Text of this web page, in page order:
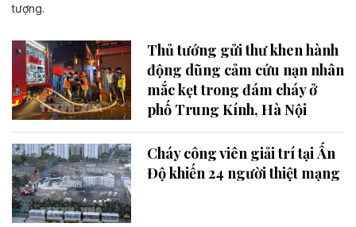
tượng.
Thủ tướng gửi thư khen hành
động dũng cảm cứu nạn nhân
mắc kẹt trong đám cháy ở
phố Trung Kính, Hà Nội
Cháy công viên giải trí tại Ấn
Độ khiến 24 người thiệt mạng